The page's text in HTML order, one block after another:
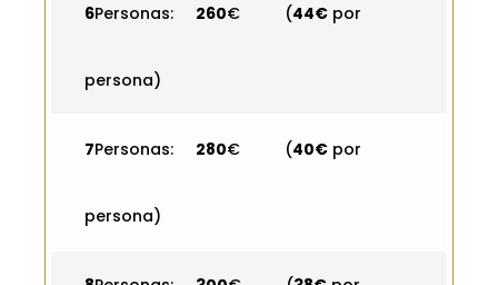
6Personas: 260€ (44€ por
persona)
7Personas: 280€ (40€ por
persona)